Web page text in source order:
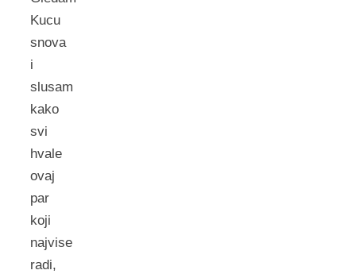
Kucu
snova
i
slusam
kako
svi
hvale
ovaj
par
koji
najvise
radi,